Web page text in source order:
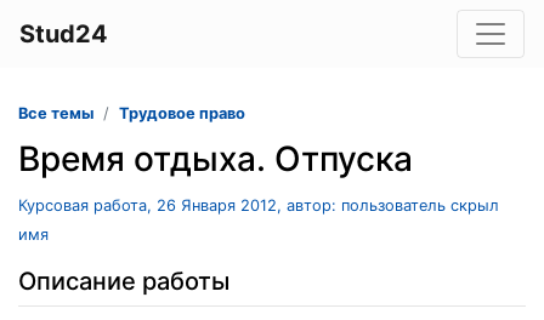
Stud24
Все темы Трудовое право
Время отдыха. Отпуска
Курсовая работа, 26 Января 2012, автор: пользователь скрыл
имя
Описание работы